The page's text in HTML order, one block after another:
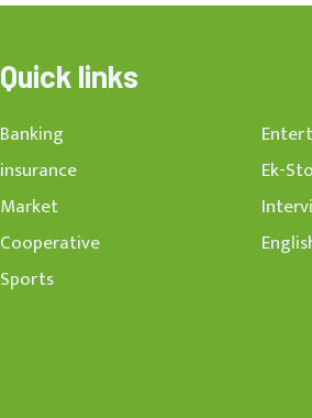
Quick links
Banking
insurance
Market
Cooperative
Sports
Ek-